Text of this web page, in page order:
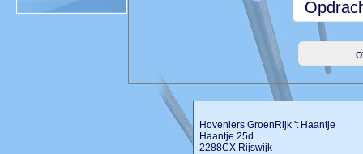
Hoveniers GroenRijk 't Haantje
Haantje 25d
2288CX Rijswijk